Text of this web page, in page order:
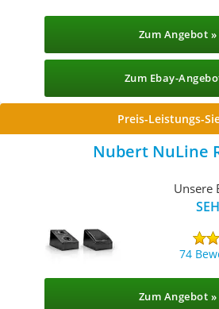
Zum Angebot »
Zum Ebay-
Preis-Leistungs-
Nubert NuLine
Unsere
74
Zum Angebot »